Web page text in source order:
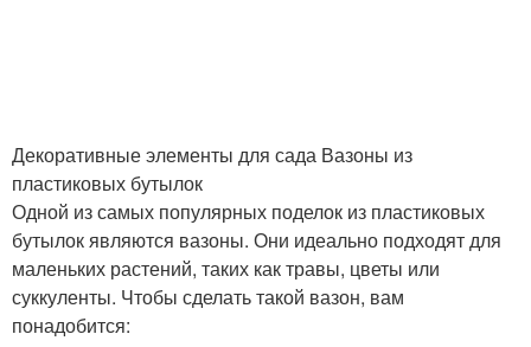
Бутылки в качестве
бутылок
Крышки от бутылок
Декоративные элементы для сада Вазоны из
пластиковых бутылок
Одной из самых популярных поделок из пластиковых
бутылок являются вазоны. Они идеально подходят для
маленьких растений, таких как травы, цветы или
суккуленты. Чтобы сделать такой вазон, вам
понадобится: